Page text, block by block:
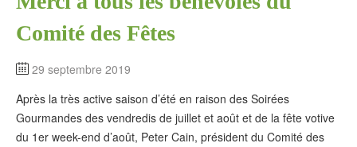
Comité des Fêtes
29 septembre 2019
Après la très active saison d’été en raison des Soirées
Gourmandes des vendredis de juillet et août et de la fête votive
du 1er week-end d’août, Peter Cain, président du Comité des